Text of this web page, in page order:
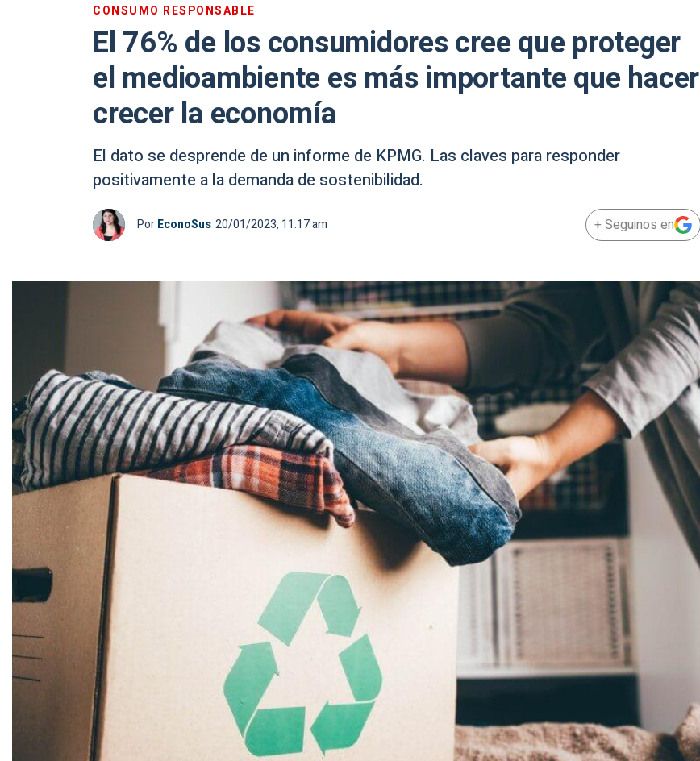
CONSUMO RESPONSABLE
El 76% de los consumidores cree que proteger
el medioambiente es más importante que hacer
crecer la economía
El dato se desprende de un informe de KPMG. Las claves para responder
positivamente a la demanda de sostenibilidad.
PorEconoSus 20/01/2023, 11:17 am + Seguinos en